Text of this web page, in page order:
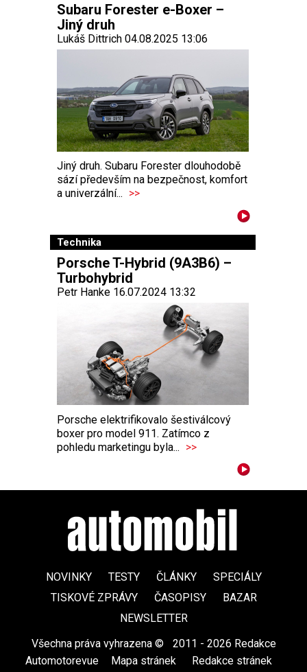
Subaru Forester e-Boxer –
Jiný druh
Lukáš Dittrich 04.08.2025 13:06
Jiný druh. Subaru Forester dlouhodobě
sází především na bezpečnost, komfort
a univerzální... >>
Technika
Porsche T-Hybrid (9A3B6) –
Turbohybrid
Petr Hanke 16.07.2024 13:32
Porsche elektrifikovalo šestiválcový
boxer pro model 911. Zatímco z
pohledu marketingu byla... >>
NOVINKY TESTY ČLÁNKY
SPECIÁLY
TISKOVÉ ZPRÁVY
ČASOPISY
BAZAR
NEWSLETTER
Všechna práva vyhrazena ©
2011 - 2026 Redakce
Automotorevue
Mapa stránek Redakce stránek